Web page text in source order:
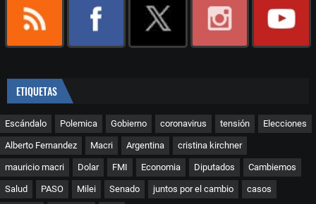
ETIQUETAS
Escándalo Polemica Gobierno coronavirus tensión Elecciones
Alberto Fernandez Macri Argentina cristina kirchner
mauricio macri Dolar FMI Economia Diputados Cambiemos
Salud PASO Milei Senado juntos por el cambio casos